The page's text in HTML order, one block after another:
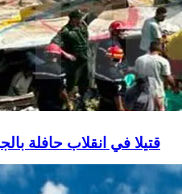
25 قتيلا في انقلاب حافلة